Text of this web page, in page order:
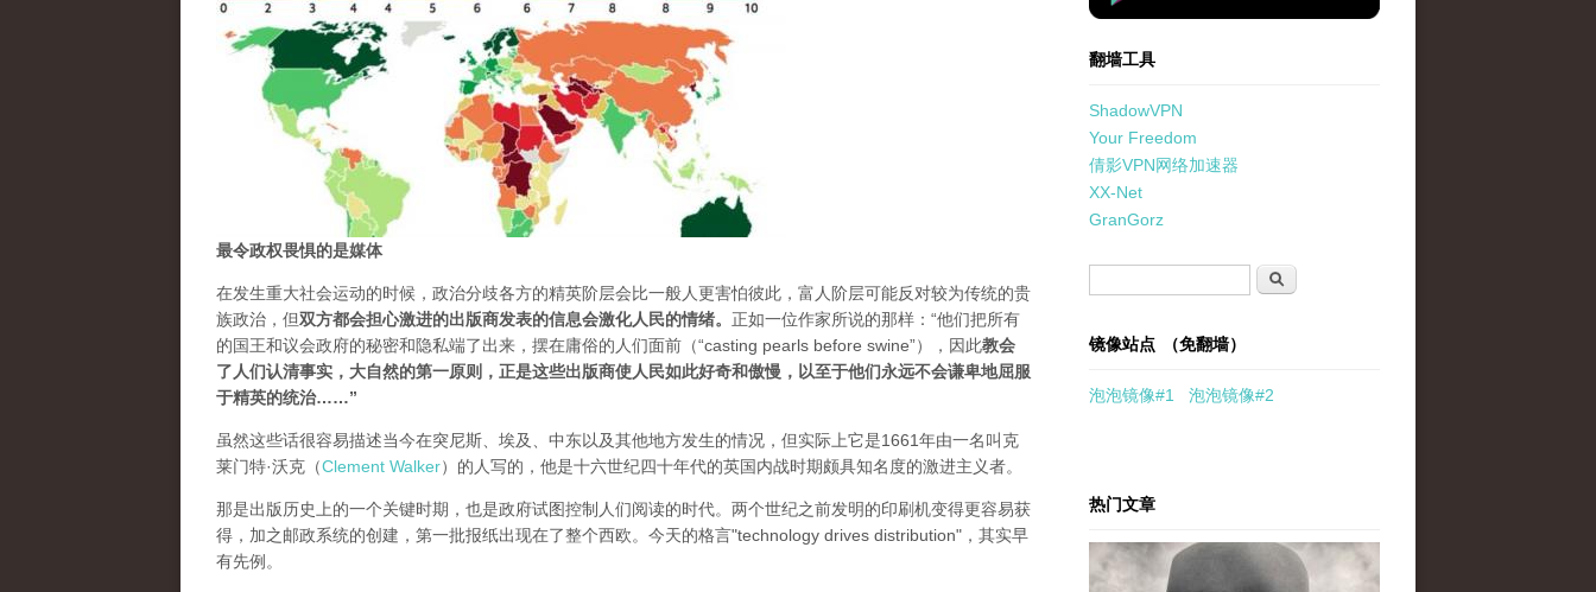
最令政权畏惧的是媒体
在发生重大社会运动的时候，政治分歧各方的精英阶层会比一般人更害怕彼此，富人阶层可能反对较为传统的贵
族政治，但双方都会担心激进的出版商发表的信息会激化人民的情绪。 正如一位作家所说的那样：“他们把所有
的国王和议会政府的秘密和隐私端了出来，摆在庸俗的人们面前（“casting pearls before swine”），因此教会
了人们认清事实，大自然的第一原则，正是这些出版商使人民如此好奇和傲慢，以至于他们永远不会谦卑地屈服
于精英的统治……”
虽然这些话很容易描述当今在突尼斯、埃及、中东以及其他地方发生的情况，但实际上它是1661年由一名叫克
莱门特·沃克（Clement Walker）的人写的，他是十六世纪四十年代的英国内战时期颇具知名度的激进主义者。
那是出版历史上的一个关键时期，也是政府试图控制人们阅读的时代。两个世纪之前发明的印刷机变得更容易获
得，加之邮政系统的创建，第一批报纸出现在了整个西欧。今天的格言"technology drives dis­tribution"，其实早
有先例。
翻墙工具
ShadowVPN
Your Freedom
倩影VPN网络加速器
XX-Net
GranGorz
搜索
镜像站点 （免翻墙）
泡泡镜像#1 泡泡镜像#2
热门文章